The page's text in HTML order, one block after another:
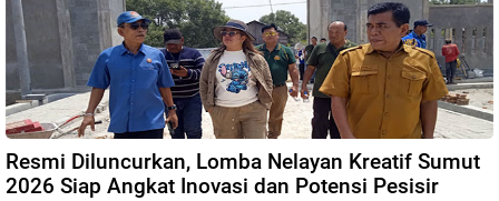
Resmi Diluncurkan, Lomba Nelayan Kreatif Sumut
2026 Siap Angkat Inovasi dan Potensi Pesisir